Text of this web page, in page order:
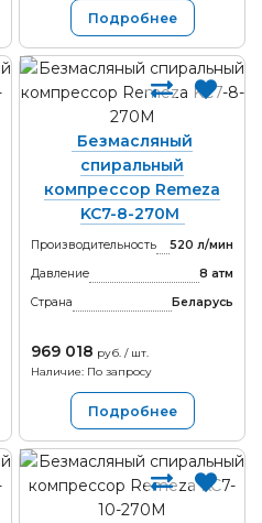
Подробнее
Безмасляный
спиральный
компрессор Remeza
KC7-8-270М
Производительность
520 л/мин
Давление
8 атм
Страна
Беларусь
969 018 руб. / шт.
Наличие: По запросу
Подробнее